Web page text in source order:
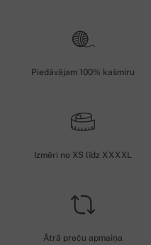
Piedāvājam 100% kašmiru
Izmēri no XS līdz XXXXL
Ātrā preču apmaiņa